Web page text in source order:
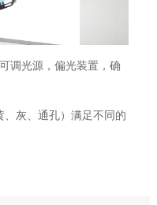
调光源，偏光装置，确
灰、通孔）满足不同的